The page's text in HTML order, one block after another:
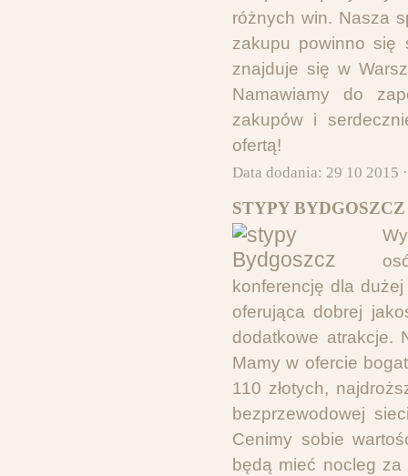
różnych win. Nasza
zakupu powinno się
znajduje się w
Namawiamy do
zakupów i
ofertą!
Data dodania: 29 10 2015
STYPY BYDGOSZCZ
konferencję dla
oferująca dobrej
dodatkowe atrakcje.
Mamy w ofercie
110 złotych,
bezprzewodowej
Cenimy sobie
będą mieć nocleg